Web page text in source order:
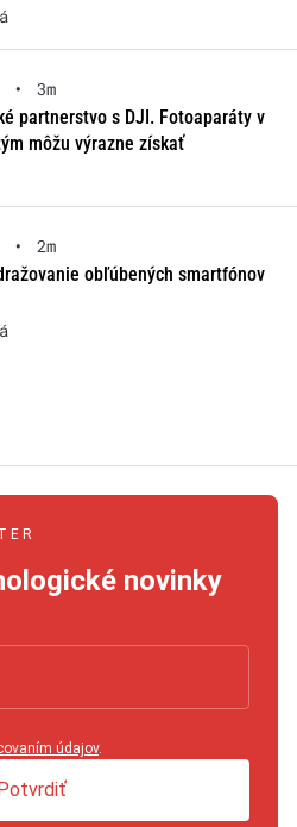
•
3m
partnerstvo s DJI. Fotoaparáty v
môžu výrazne získať
•
2m
obľúbených smartfónov
novinky
údajov.